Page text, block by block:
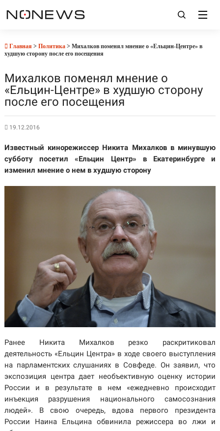
Главная > Политика> Михалков поменял мнение о «Ельцин-Центре» в
худшую сторону после его посещения
Михалков поменял мнение о
«Ельцин-Центре» в худшую сторону
после его посещения
19.12.2016
Известный кинорежиссер Никита Михалковв минувшую
субботу посетил «Ельцин Центр» в Екатеринбургеи
изменил мнение о нем в худшую сторону
Ранее Никита Михалков резко раскритиковал
деятельность «Ельцин Центра» в ходе своего выступления
на парламентских слушаниях в Совфеде. Он заявил, что
экспозиция центра дает необъективную оценку истории
России и в результате в нем «ежедневно происходит
инъекция разрушения национального самосознания
людей». В свою очередь, вдова первого президента
России Наина Ельцина обвинила режиссера во лжи и